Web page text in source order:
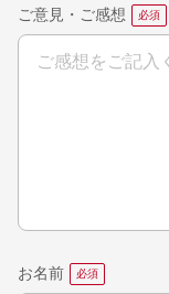
ご意見・ご感想
お名前